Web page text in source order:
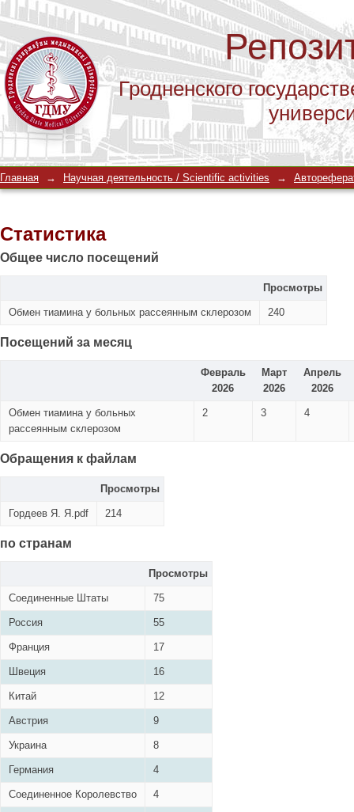
Гродненского
Статистика
Главная → Научная деятельность / Scientific activities →
Статистика
Общее число посещений
Просмотры
Обмен тиамина у больных рассеянным склерозом 240
Посещений за месяц
Февраль
2026
Март
2026
Апрель
2026
Обмен тиамина у больных
рассеянным склерозом
2 3 4
Обращения к файлам
Просмотры
Гордеев Я. Я.pdf 214
по странам
Просмотры
Соединенные Штаты 75
Россия 55
Франция 17
Швеция 16
Китай 12
Австрия 9
Украина 8
Германия 4
Соединенное Королевство 4